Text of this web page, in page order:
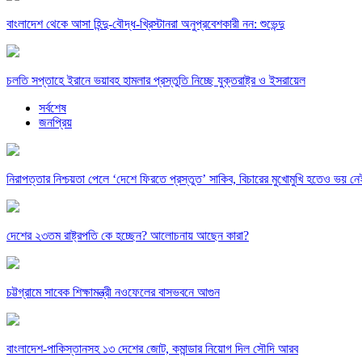
বাংলাদেশ থেকে আসা হিন্দু-বৌদ্ধ-খ্রিস্টানরা অনুপ্রবেশকারী নন: শুভেন্দু
চলতি সপ্তাহে ইরানে ভয়াবহ হামলার প্রস্তুতি নিচ্ছে যুক্তরাষ্ট্র ও ইসরায়েল
সর্বশেষ
জনপ্রিয়
নিরাপত্তার নিশ্চয়তা পেলে ‘দেশে ফিরতে প্রস্তুত’ সাকিব, বিচারের মুখোমুখি হতেও ভয়
দেশের ২৩তম রাষ্ট্রপতি কে হচ্ছেন? আলোচনায় আছেন কারা?
চট্টগ্রামে সাবেক শিক্ষামন্ত্রী নওফেলের বাসভবনে আগুন
বাংলাদেশ-পাকিস্তানসহ ১৩ দেশের জোট, কমান্ডার নিয়োগ দিল সৌদি আরব